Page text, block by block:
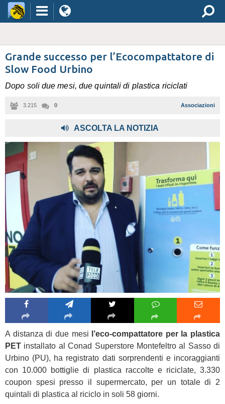
Grande successo per l’Ecocompattatore di
Slow Food Urbino
Dopo soli due mesi, due quintali di plastica riciclati
3.215 0 Associazioni
ASCOLTA LA NOTIZIA
A distanza di due mesi
l’eco-compattatore per la plastica
PET installato al Conad Superstore Montefeltro al Sasso di
Urbino (PU), ha registrato dati sorprendenti e incoraggianti
con 10.000 bottiglie di plastica raccolte e riciclate, 3.330
coupon spesi presso il supermercato, per un totale di 2
quintali di plastica al riciclo in soli 58 giorni.